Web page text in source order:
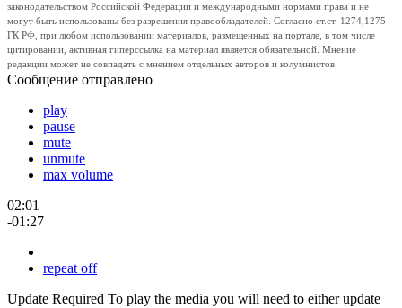
законодательством Российской Федерации и международными нормами права и не
могут быть использованы без разрешения правообладателей. Согласно ст.ст. 1274,1275
ГК РФ, при любом использовании материалов, размещенных на портале, в том числе
цитировании, активная гиперссылка на материал является обязательной. Мнение
редакции может не совпадать с мнением отдельных авторов и колумнистов.
Сообщение отправлено
play
pause
mute
unmute
max volume
02:01
-01:27
repeat off
Update Required To play the media you will need to either update